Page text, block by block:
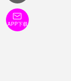

APP下载